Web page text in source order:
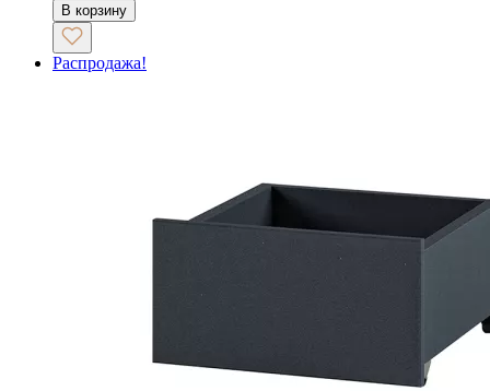
В корзину
Распродажа!